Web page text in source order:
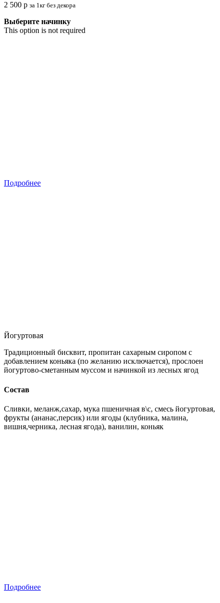
2 500 р за 1кг без декора
Выберите начинку
This option is not required
Подробнее
Йогуртовая
Традиционный бисквит, пропитан сахарным сиропом с
добавлением коньяка (по желанию исключается), прослоен
йогуртово-сметанным муссом и начинкой из лесных ягод
Состав
Сливки, меланж,сахар, мука пшеничная в\с, смесь йогуртовая,
фрукты (ананас,персик) или ягоды (клубника, малина,
вишня,черника, лесная ягода), ванилин, коньяк
Подробнее